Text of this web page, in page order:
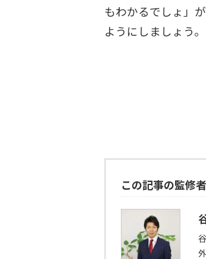
もわかるでしょ」
ようにしましょう。
この記事の監修者